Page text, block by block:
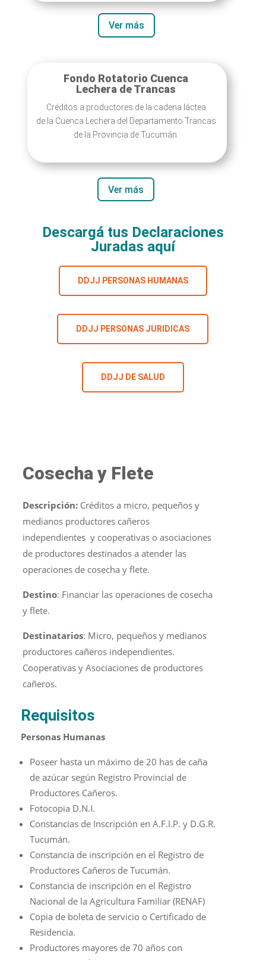
Ver más
Fondo Rotatorio Cuenca
Lechera de Trancas
Créditos a productores de la cadena láctea
de la Cuenca Lechera del Departamento Trancas
de la Provincia de Tucumán.
Ver más
Descargá tus Declaraciones
Juradas aquí
DDJJ PERSONAS HUMANAS
DDJJ PERSONAS JURIDICAS
DDJJ DE SALUD
Cosecha y Flete
Descripción: Créditos a micro, pequeños y
medianos productores cañeros
independientes y cooperativas o asociaciones
de productores destinados a atender las
operaciones de cosecha y flete.
Destino: Financiar las operaciones de cosecha
y flete.
Destinatarios: Micro, pequeños y medianos
productores cañeros independientes.
Cooperativas y Asociaciones de productores
cañeros.
Requisitos
Personas Humanas
Poseer hasta un máximo de 20 has de caña
de azúcar según Registro Provincial de
Productores Cañeros.
Fotocopia D.N.I.
Constancias de Inscripción en A.F.I.P. y D.G.R.
Tucumán.
Constancia de inscripción en el Registro de
Productores Cañeros de Tucumán.
Constancia de inscripción en el Registro
Nacional de la Agricultura Familiar (RENAF)
Copia de boleta de servicio o Certificado de
Residencia.
Productores mayores de 70 años con